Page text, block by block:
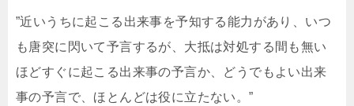
”近いうちに起こる出来事を予知する能力があり、いつ
も唐突に閃いて予言するが、大抵は対処する間も無い
ほどすぐに起こる出来事の予言か、どうでもよい出来
事の予言で、ほとんどは役に立たない。”